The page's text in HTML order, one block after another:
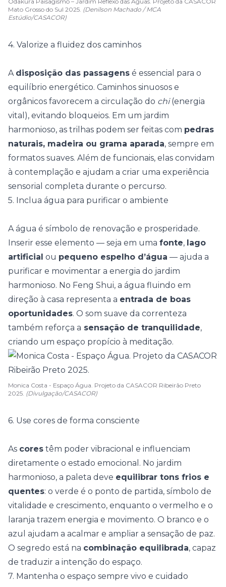
Mato Grosso do Sul 2025. (Denilson Machado / MCA
Estúdio/CASACOR)
4. Valorize a fluidez dos caminhos
A disposição das passagens é essencial para o
equilíbrio energético. Caminhos sinuosos e
orgânicos favorecem a circulação do chi(energia
vital), evitando bloqueios. Em um jardim
harmonioso, as trilhas podem ser feitas com pedras
naturais, madeira ou grama aparada, sempre em
formatos suaves. Além de funcionais, elas convidam
à contemplação e ajudam a criar uma experiência
sensorial completa durante o percurso.
5. Inclua água para purificar o ambiente
A água é símbolo de renovação e prosperidade.
Inserir esse elemento — seja em uma fonte, lago
artificial ou pequeno espelho d’água — ajuda a
purificar e movimentar a energia do jardim
harmonioso. No Feng Shui, a água fluindo em
direção à casa representa a entrada de boas
oportunidades. O som suave da correnteza
também reforça a sensação de tranquilidade,
criando um espaço propício à meditação.
Monica Costa - Espaço Água. Projeto da CASACOR Ribeirão Preto
2025. (Divulgação/CASACOR)
6. Use cores de forma consciente
As cores têm poder vibracional e influenciam
diretamente o estado emocional. No jardim
harmonioso, a paleta deve equilibrar tons frios e
quentes: o verde é o ponto de partida, símbolo de
vitalidade e crescimento, enquanto o vermelho e o
laranja trazem energia e movimento. O branco e o
azul ajudam a acalmar e ampliar a sensação de paz.
O segredo está na combinação equilibrada, capaz
de traduzir a intenção do espaço.
7. Mantenha o espaço sempre vivo e cuidado